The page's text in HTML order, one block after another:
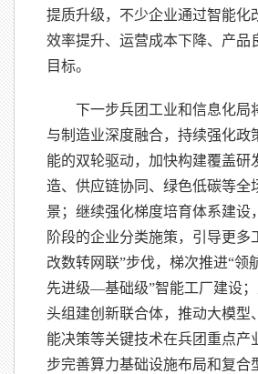
提质升级，不少企业通过智能化
效率提升、运营成本下降、产品
目标。
下一步兵团工业和信息化局
与制造业深度融合，持续强化政
能的双轮驱动，加快构建覆盖研
造、供应链协同、绿色低碳等全
景；继续强化梯度培育体系建设
阶段的企业分类施策，引导更多
改数转网联”步伐，梯次推进“
先进级—基础级”智能工厂建设
头组建创新联合体，推动大模型
能决策等关键技术在兵团重点产
步完善算力基础设施布局和复合